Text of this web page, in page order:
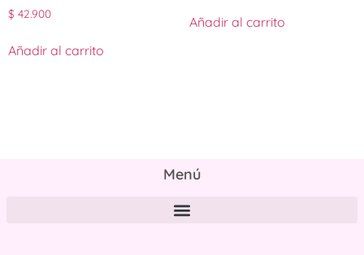
$ 42.900
Añadir al carrito
Añadir al carrito
Menú